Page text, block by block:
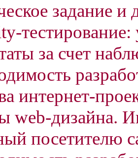
задание и
за счет
интернет-
web-дизайна.
посетителю